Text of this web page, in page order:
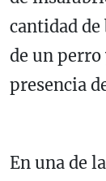
cantidad de
de un perro
presencia
En una de